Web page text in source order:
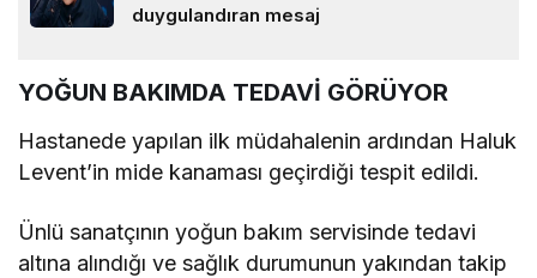
duygulandıran mesaj
YOĞUN BAKIMDA TEDAVİ GÖRÜYOR
Hastanede yapılan ilk müdahalenin ardından Haluk
Levent’in mide kanaması geçirdiği tespit edildi.
Ünlü sanatçının yoğun bakım servisinde tedavi
altına alındığı ve sağlık durumunun yakından takip